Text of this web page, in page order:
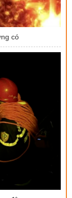
có